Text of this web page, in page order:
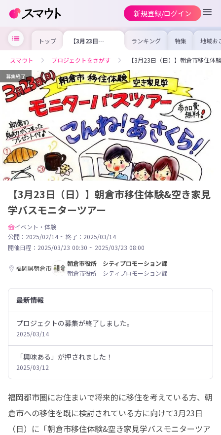
新規登録/ログイン
トップ 【3月23日
（日）】朝倉市移
学バスモニターツ
アー
ランキング 特集 地域お
の求
を集め
事内容
を比較
スマウト プロジェクトをさがす 【3月23日（日）】朝倉市移住体
募集終了
【3月23日（日）】朝倉市移住体験&空き家見
学バスモニターツアー
イベント・体験
公開：2025/02/14 ~ 終了：2025/03/14
開催日程： 2025/03/23 00:30 ~ 2025/03/23 08:00
福岡県朝倉市
朝倉市役所 シティプロモーション課
朝倉市役所 シティプロモーション課
最新情報
プロジェクトの募集が終了しました。
2025/03/14
「興味ある」が押されました！
2025/03/12
福岡都市圏にお住まいで将来的に移住を考えている方、朝
倉市への移住を既に検討されている方に向けて3月23日
（日）に「朝倉市移住体験&空き家見学バスモニターツア